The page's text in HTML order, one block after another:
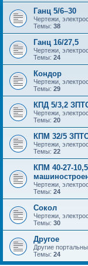
Ганц 5/6–30
Чертежи,
Темы: 38
Ганц 16/27,5
Чертежи,
Темы: 24
Кондор
Чертежи,
Темы: 29
КПД 5/3,2
Чертежи,
Темы: 20
КПМ 32/5
Чертежи,
Темы: 22
КПМ 40-27-
Чертежи,
Темы: 24
Сокол
Чертежи,
Темы: 30
Другое
Другие
Темы: 24